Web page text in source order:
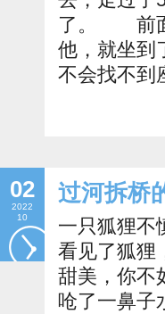
了。 前面
他，就坐
不会找不到
02
2022
10
过河拆桥
一只狐狸不
看见了狐狸
甜美，你不
呛了一鼻子